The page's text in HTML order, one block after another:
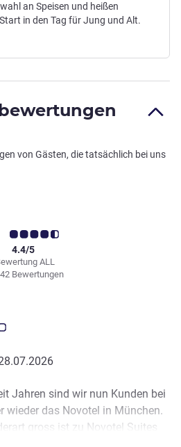
an Speisen und heißen
in den Tag für Jung und Alt.
von Gästen, die tatsächlich bei uns
ALL
4.4/5
Bewertungen
2.5/5
Jahren sind wir nun Kunden bei
wieder das Novotel in München.
gross ist zu Novotel Suites